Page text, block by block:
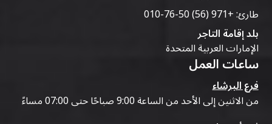
طارئ:+971 (56) 50-76-010
بلد إقامة التاجر
الإمارات العربية المتحدة
ساعات العمل
فرع البرشاء
من الاثنين إلى الأحد من الساعة 9:00 صباحًا حتى 07:00 مساءً